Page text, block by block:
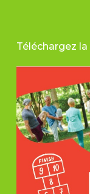
Téléchargez